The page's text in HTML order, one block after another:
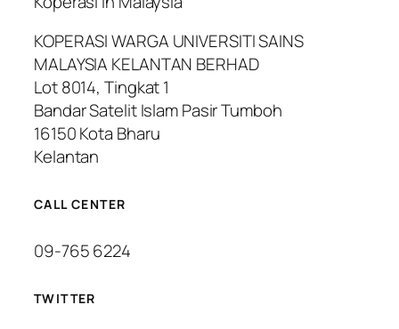
KOPERASI WARGA UNIVERSITI SAINS
MALAYSIA KELANTAN BERHAD
Lot 8014, Tingkat 1
Bandar Satelit Islam Pasir Tumboh
16150 Kota Bharu
Kelantan
CALL CENTER
09-765 6224
TWITTER